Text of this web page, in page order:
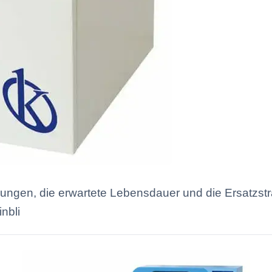
die erwartete Lebensdauer und die